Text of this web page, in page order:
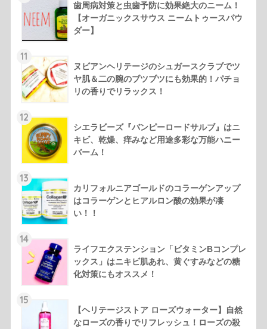
歯周病対策と虫歯予防に効果絶大のニーム！
【オーガニックスサウス ニームトゥースパウ
ダー】
11
ヌビアンヘリテージのシュガースクラブでツ
ヤ肌＆二の腕のブツブツにも効果的！パチョ
リの香りでリラックス！
12
シエラビーズ『バンピーロードサルブ』はニ
キビ、乾燥、痒みなど用途多彩な万能ハニー
バーム！
13
カリフォルニアゴールドのコラーゲンアップ
はコラーゲンとヒアルロン酸の効果が凄
い！！
14
ライフエクステンション「ビタミンBコンプレ
ックス」はニキビ肌あれ、黄ぐすみなどの糖
化対策にもオススメ！
15
【ヘリテージストア ローズウォーター】自然
なローズの香りでリフレッシュ！ローズの殺